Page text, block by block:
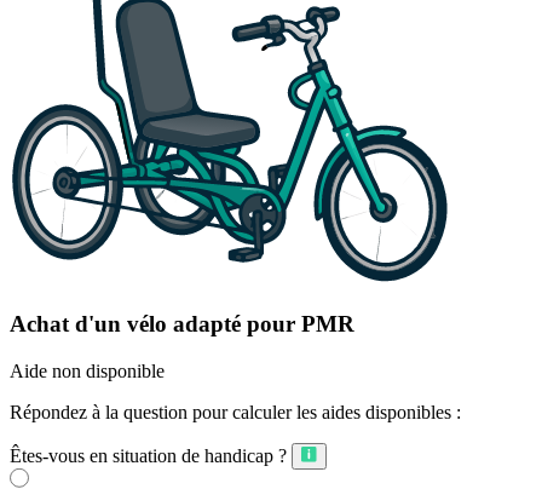
Achat d'un vélo adapté pour PMR
Aide non disponible
Répondez à la question pour calculer les aides disponibles :
Êtes-vous en situation de handicap ?